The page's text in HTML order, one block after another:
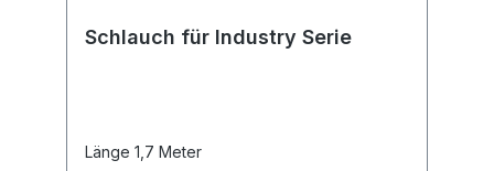
Schlauch für Industry Serie
Länge 1,7 Meter